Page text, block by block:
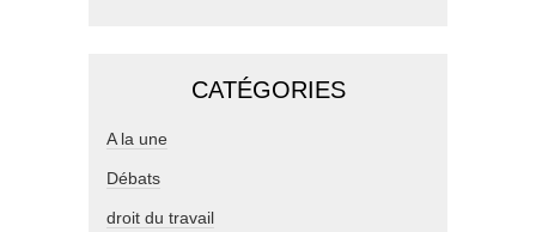
CATÉGORIES
A la une
Débats
droit du travail